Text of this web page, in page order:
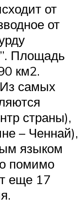
от
от
Площадь
км2.
самых
страны),
– Ченнай),
языком
помимо
еще 17